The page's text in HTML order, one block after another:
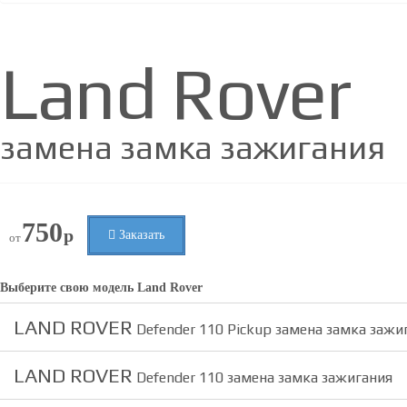
Land Rover
замена замка зажигания
от750р Заказать
Выберите свою модель Land Rover
LAND ROVER Defender 110 Pickup замена замка
LAND ROVER Defender 110 замена замка зажигания